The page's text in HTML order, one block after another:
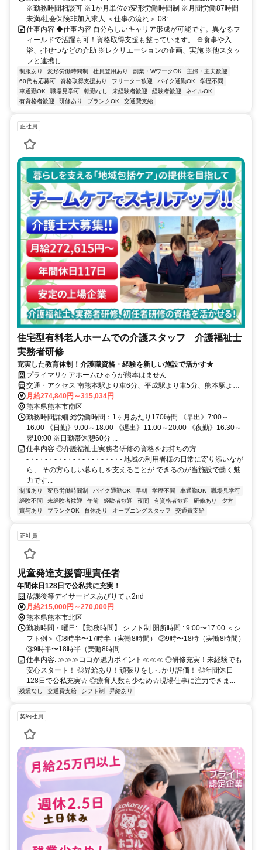
※勤務時間相談可 ※1か月単位の変形労働時間制 ※月間労働87時間
未満/社会保険非加入求人 ＜仕事の流れ＞ 08:...
仕事内容 ◆仕事内容 自分らしいキャリア形成が可能です。異なるフ
ィールドで活躍も可！資格取得支援も整っています。 ※食事や入
浴、排せつなどの介助 ※レクリエーションの企画、実施 ※他スタッ
フと連携し...
制服あり 変形労働時間制 社員登用あり 副業・WワークOK
主婦・主夫歓迎
60代も応募可
資格取得支援あり フリーター歓迎 バイク通勤OK
学歴不問
車通勤OK
職場見学可 転勤なし 未経験者歓迎 経験者歓迎
ネイルOK
有資格者歓迎
研修あり ブランクOK 交通費支給
正社員
住宅型有料老人ホームでの介護スタッフ 介護福祉士
実務者研修
充実した教育体制！介護職資格・経験を新しい施設で活かす★
プライマリケアホームひゅうが熊本はません
交通・アクセス 南熊本駅より車6分、平成駅より車5分、熊本駅より
車13分
月給274,840円～315,034円
熊本県熊本市南区
勤務時間詳細 総労働時間：1ヶ月あたり170時間 《早出》7:00～
16:00 《日勤》9:00～18:00 《遅出》11:00～20:00 《夜勤》16:30～
翌10:00 ※日勤帯休憩60分 ...
仕事内容 ◎介護福祉士実務者研修の資格をお持ちの方
-・-・-・-・-・-・-・-・-・-・- 地域の利用者様の日常に寄り添いなが
ら、 その方らしい暮らしを支えることが できるのが当施設で働く魅
力です...
制服あり 変形労働時間制 バイク通勤OK 早朝 学歴不問 車通勤OK
職場見学可
経験不問
未経験者歓迎 午前 経験者歓迎 夜間 有資格者歓迎 研修あり
夕方
賞与あり
ブランクOK 育休あり オープニングスタッフ 交通費支給
正社員
児童発達支援管理責任者
年間休日128日で公私共に充実！
放課後等デイサービスあびりてぃ2nd
月給215,000円～270,000円
熊本県熊本市北区
勤務時間・曜日: 【勤務時間】 シフト制 開所時間 : 9:00〜17:00 ＜シ
フト例＞ ①8時半〜17時半（実働8時間） ②9時〜18時（実働8時間）
③9時半〜18時半（実働8時間...
仕事内容: ≫≫≫ココが魅力ポイント≪≪≪ ◎研修充実！未経験でも
安心スタート！ ◎昇給あり！頑張りをしっかり評価！ ◎年間休日
128日で公私充実☆ ◎療育人数も少なめ☆現場仕事に注力できま...
残業なし 交通費支給 シフト制 昇給あり
契約社員